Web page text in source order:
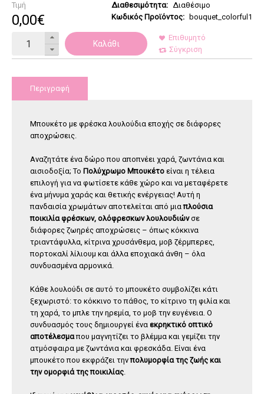
Τιμή
0,00€
Διαθεσιμότητα: Διαθέσιμο
Κωδικός Προϊόντος:
bouquet_colorful1
Καλάθι
Επιθυμητό
Σύγκριση
Περιγραφή
Μπουκέτο με φρέσκα λουλούδια εποχής σε διάφορες
αποχρώσεις.
Αναζητάτε ένα δώρο που αποπνέει χαρά, ζωντάνια και
αισιοδοξία; Το Πολύχρωμο Μπουκέτο είναι η τέλεια
επιλογή για να φωτίσετε κάθε χώρο και να μεταφέρετε
ένα μήνυμα χαράς και θετικής ενέργειας! Αυτή η
πανδαισία χρωμάτων αποτελείται από μιαπλούσια
ποικιλία φρέσκων, ολόφρεσκων λουλουδιώνσε
διάφορες ζωηρές αποχρώσεις – όπως κόκκινα
τριαντάφυλλα, κίτρινα χρυσάνθεμα, μοβ ζέρμπερες,
πορτοκαλί λίλιουμ και άλλα εποχιακά άνθη – όλα
συνδυασμένα αρμονικά.
Κάθε λουλούδι σε αυτό το μπουκέτο συμβολίζει κάτι
ξεχωριστό: το κόκκινο το πάθος, το κίτρινο τη φιλία και
τη χαρά, το μπλε την ηρεμία, το μοβ την ευγένεια. Ο
συνδυασμός τους δημιουργεί ένα εκρηκτικό οπτικό
αποτέλεσμαπου μαγνητίζει το βλέμμα και γεμίζει την
ατμόσφαιρα με ζωντάνια και φρεσκάδα. Είναι ένα
μπουκέτο που εκφράζει τηνπολυμορφία της ζωής και
την ομορφιά της ποικιλίας.